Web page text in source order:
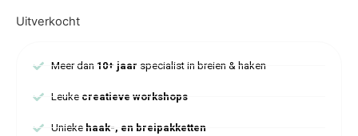
Uitverkocht
Meer dan 10+ jaar specialist in breien & haken
Leuke creatieve workshops
Uniekehaak-, en breipakketten